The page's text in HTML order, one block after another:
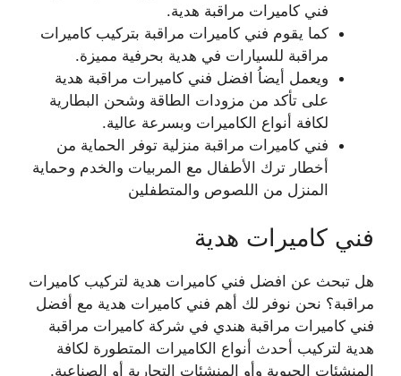
فني كاميرات مراقبة هدية.
كما يقوم فني كاميرات مراقبة بتركيب كاميرات
مراقبة للسيارات في هدية بحرفية مميزة.
ويعمل أيضاُ افضل فني كاميرات مراقبة هدية
على تأكد من مزودات الطاقة وشحن البطارية
لكافة أنواع الكاميرات وبسرعة عالية.
فني كاميرات مراقبة منزلية توفر الحماية من
أخطار ترك الأطفال مع المربيات والخدم وحماية
المنزل من اللصوص والمتطفلين
فني كاميرات هدية
هل تبحث عن افضل فني كاميرات هدية لتركيب كاميرات
مراقبة؟ نحن نوفر لك أهم فني كاميرات هدية مع أفضل
فني كاميرات مراقبة هندي في شركة كاميرات مراقبة
هدية لتركيب أحدث أنواع الكاميرات المتطورة لكافة
المنشئات الحيوية وأو المنشئات التجارية أو الصناعية.